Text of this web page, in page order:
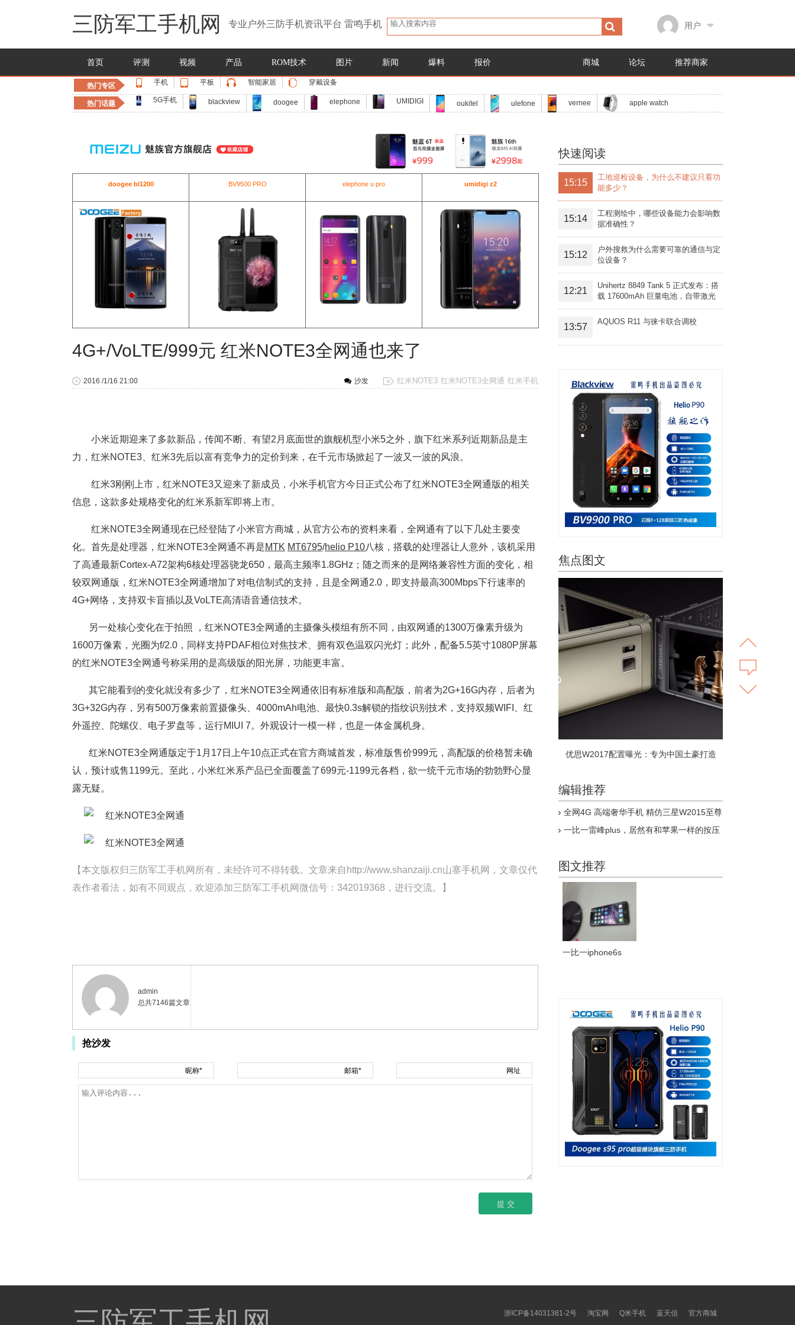
三防军工手机网 专业户外三防手机资讯平台 雷鸣手机 用户
首页 评测 视频 产品 ROM技术 图片 新闻 爆料 报价 商城 论坛 推荐商家
热门专区 手机 平板 智能家居 穿戴设备
热门话题 5G手机 blackview doogee elephone UMIDIGI oukitel ulefone vernee apple watch
doogee bl1200 BV9500 PRO elephone u pro umidigi z2
4G+/VoLTE/999元 红米NOTE3全网通也来了
红米NOTE3 红米NOTE3全网通 红米手机
2016 /1/16 21:00 沙发
小米近期迎来了多款新品，传闻不断、有望2月底面世的旗舰机型小米5之外，旗下红米系列近期新品是主
力，红米NOTE3、红米3先后以富有竞争力的定价到来，在千元市场掀起了一波又一波的风浪。
红米3刚刚上市，红米NOTE3又迎来了新成员，小米手机官方今日正式公布了红米NOTE3全网通版的相关
信息，这款多处规格变化的红米系新军即将上市。
红米NOTE3全网通现在已经登陆了小米官方商城，从官方公布的资料来看，全网通有了以下几处主要变
化。首先是处理器，红米NOTE3全网通不再是MTK MT6795/helio P10八核，搭载的处理器让人意外，该机采用
了高通最新Cortex-A72架构6核处理器骁龙650，最高主频率1.8GHz；随之而来的是网络兼容性方面的变化，相
较双网通版，红米NOTE3全网通增加了对电信制式的支持，且是全网通2.0，即支持最高300Mbps下行速率的
4G+网络，支持双卡盲插以及VoLTE高清语音通信技术。
另一处核心变化在于拍照 ，红米NOTE3全网通的主摄像头模组有所不同，由双网通的1300万像素升级为
1600万像素，光圈为f/2.0，同样支持PDAF相位对焦技术、拥有双色温双闪光灯；此外，配备5.5英寸1080P屏幕
的红米NOTE3全网通号称采用的是高级版的阳光屏，功能更丰富。
其它能看到的变化就没有多少了，红米NOTE3全网通依旧有标准版和高配版，前者为2G+16G内存，后者为
3G+32G内存，另有500万像素前置摄像头、4000mAh电池、最快0.3s解锁的指纹识别技术，支持双频WIFI、红
外遥控、陀螺仪、电子罗盘等，运行MIUI 7。外观设计一模一样，也是一体金属机身。
红米NOTE3全网通版定于1月17日上午10点正式在官方商城首发，标准版售价999元，高配版的价格暂未确
认，预计或售1199元。至此，小米红米系产品已全面覆盖了699元-1199元各档，欲一统千元市场的勃勃野心显
露无疑。
【本文版权归三防军工手机网所有，未经许可不得转载。文章来自http://www.shanzaiji.cn山寨手机网，文章仅代
表作者看法，如有不同观点，欢迎添加三防军工手机网微信号：342019368，进行交流。】
admin
总共7146篇文章
抢沙发
昵称* 邮箱* 网址
快速阅读
15:15
工地巡检设备，为什么不建议只看功
能多少？
15:14
工程测绘中，哪些设备能力会影响数
据准确性？
15:12
户外搜救为什么需要可靠的通信与定
位设备？
12:21
Unihertz 8849 Tank 5 正式发布：搭
载 17600mAh 巨量电池，自带激光
投影旗舰三防手机
13:57
AQUOS R11 与徕卡联合调校
焦点图文
优思W2017配置曝光：专为中国土豪打造
编辑推荐
全网4G 高端奢华手机 精仿三星W2015至尊
一比一雷峰plus，居然有和苹果一样的按压
图文推荐
一比一iphone6s
官方商城
蓝天信
Q米手机
淘宝网
浙ICP备14031381-2号